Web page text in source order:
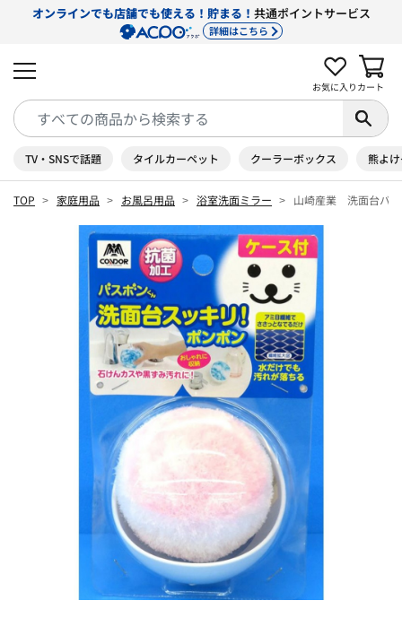
オンラインでも店舗でも使える！貯まる！ 共通ポイントサービス
詳細はこちら
お気に入り カート
TV・SNSで話題 タイルカーペット クーラーボックス 熊よ
TOP 家庭用品 お風呂用品 浴室洗面ミラー 山崎産業 洗面台バ